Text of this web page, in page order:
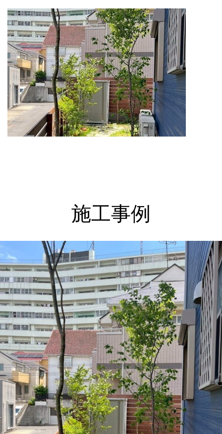
上記をクリックしてください。
神奈川県横浜市 外構・ガーデンリフォームで使い勝手
良く お気に入りの場所に ビフォーアフター Ｓ様邸
庭にウッドフェンスとタイルテラスを新たにつくり、山
採り雑木で木陰・木漏れ日のあるもうひとつのリビング
に。
２０２６年 夏季休暇について
施工事例